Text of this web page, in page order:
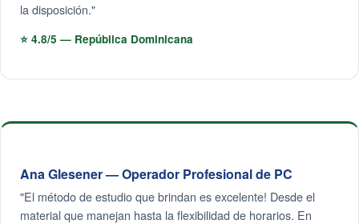
la disposición."
⭐ 4.8/5 — República Dominicana
Ana Glesener — Operador Profesional de PC
"El método de estudio que brindan es excelente! Desde el
material que manejan hasta la flexibilidad de horarios. En